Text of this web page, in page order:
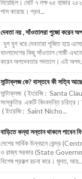
দিয়েছিল। মোট ৭ লক্ষ ৬৫ হাজার ২৫২
পাস করেছে। প্রথ...
দেবতা নয় , সাঁওতালরা পুজো করেন
যুগ যুগ ধরে দেবতারা পূজিত হয়ে
বাংলাদেশের কিছু সাঁওতাল গোষ্ঠী
করেন অপদেবতার পদতলে। এই
সান্টাক্লজ কে? বাস্তবে কী সত্যি
সান্টাক্লজ ( ইংরেজি : Santa
সংস্কৃতির একটি কিংবদন্তি চরিত্র।
( ইংরেজি : Saint Nicho...
বাড়িতে কন্যা সন্তান থাকলে পাবেন
দেশের সার্বিক উন্নয়নে কেন্দ্র
ও রাজ্য সরকার (State
বিশেষ প্রকল্প রচনা করে। মূলত, আর...